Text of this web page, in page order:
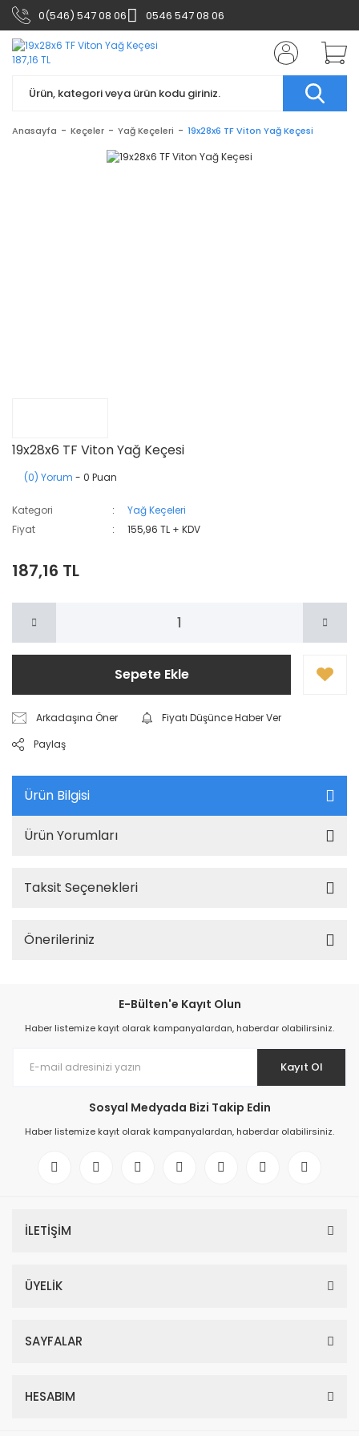
0(546) 547 08 06 0546 547 08 06
Anasayfa Keçeler Yağ Keçeleri 19x28x6 TF Viton Yağ Keçesi
19x28x6 TF Viton Yağ Keçesi
(0) Yorum - 0 Puan
Kategori
Yağ Keçeleri
Fiyat
155,96 TL + KDV
187,16 TL
Sepete Ekle
Arkadaşına Öner
Fiyatı Düşünce Haber Ver
Paylaş
Ürün Bilgisi
Ürün Yorumları
Taksit Seçenekleri
Önerileriniz
E-Bülten'e Kayıt Olun
Haber listemize kayıt olarak kampanyalardan, haberdar olabilirsiniz.
Kayıt Ol
Sosyal Medyada Bizi Takip Edin
Haber listemize kayıt olarak kampanyalardan, haberdar olabilirsiniz.
İLETİŞİM
ÜYELİK
SAYFALAR
HESABIM